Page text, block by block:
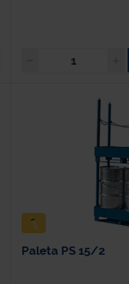
Paleta PS 15/2